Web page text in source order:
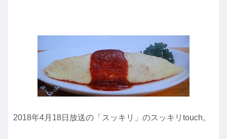
2018年4月18日放送の「スッキリ」のスッキリtouch。